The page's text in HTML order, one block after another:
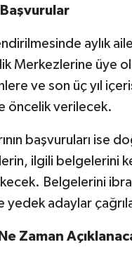
aylık
Merkezlerine üye
ve son üç yıl
öncelik verilecek.
başvuruları ise
ilgili belgelerini
Belgelerini
yedek adaylar
Zaman